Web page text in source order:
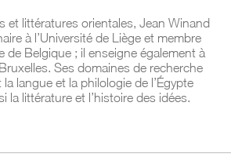
et littératures orientales, Jean Winand
à l’Université de Liège et membre
de Belgique ; il enseigne également à
Ses domaines de recherche
langue et la philologie de l’Égypte
la littérature et l’histoire des idées.